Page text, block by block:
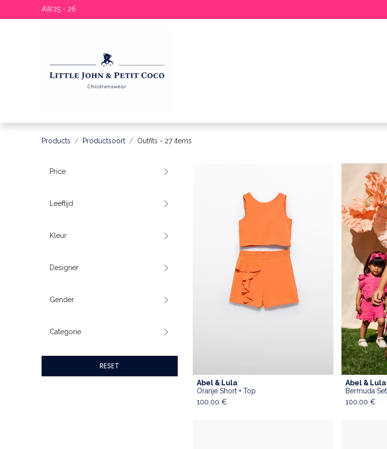
AW25 - 26
Products Productsoort Outfits - 27 items
Price
Leeftijd
Kleur
Designer
Gender
Categorie
RESET
Abel & Lula
Oranje Short + Top
100,00 €
Abel & Lula
Bermuda
100,00 €